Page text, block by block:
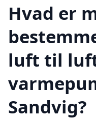
Hvad er
luft til
Sandvig?